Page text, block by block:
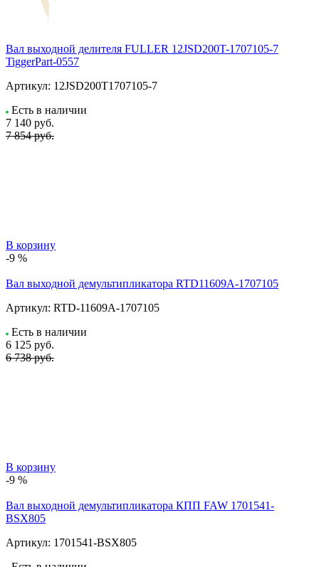
Вал выходной делителя FULLER 12JSD200T-1707105-7
TiggerPart-0557
Артикул: 12JSD200T1707105-7
Есть в наличии
7 140 руб.
7 854 руб.
В корзину
-9 %
Вал выходной демультипликатора RTD11609A-1707105
Артикул: RTD-11609A-1707105
Есть в наличии
6 125 руб.
6 738 руб.
В корзину
-9 %
Вал выходной демультипликатора КПП FAW 1701541-
BSX805
Артикул: 1701541-BSX805